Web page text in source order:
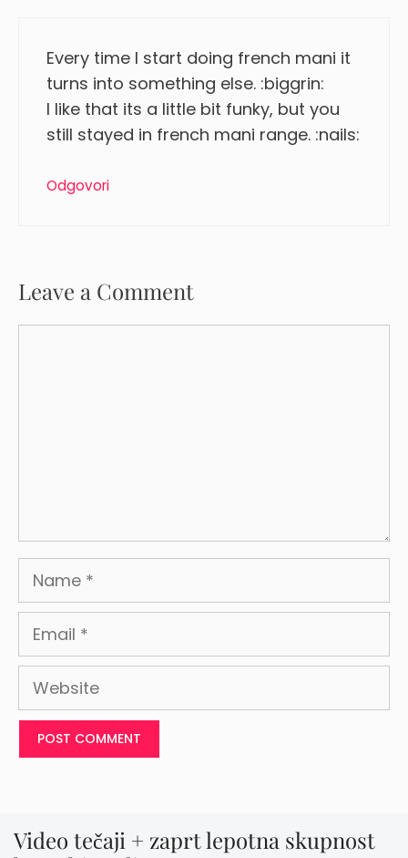
Every time I start doing french mani it
turns into something else. :biggrin:
I like that its a little bit funky, but you
still stayed in french mani range. :nails:
Odgovori
Leave a Comment
Name
Email
Website
Video tečaji + zaprt lepotna skupnost